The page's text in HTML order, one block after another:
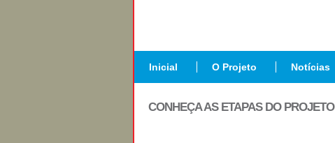
Inicial O Projeto Notícias
CONHEÇA AS ETAPAS DO PROJETO